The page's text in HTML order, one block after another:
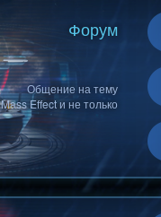
Форум
Общение на тему
Mass Effect и не только